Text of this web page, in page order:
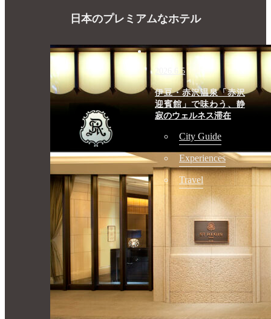
日本のプレミアムなホテル
2026.6.5
伊豆・赤沢温泉「赤沢
迎賓館」で味わう、静
寂のウェルネス滞在
City Guide
Experiences
Travel